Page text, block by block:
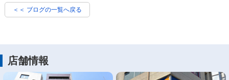
＜＜ ブログの一覧へ戻る
店舗情報